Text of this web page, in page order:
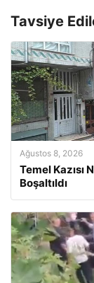
Tavsiye
Ağustos 8, 2026
Temel Kazısı
Boşaltıldı